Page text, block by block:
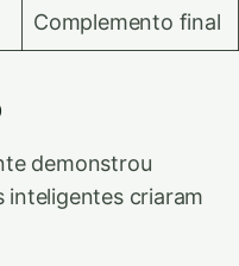
Complemento final
demonstrou
criaram